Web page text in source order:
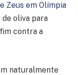
Zeus em Olímpia
oliva para
contra a
naturalmente